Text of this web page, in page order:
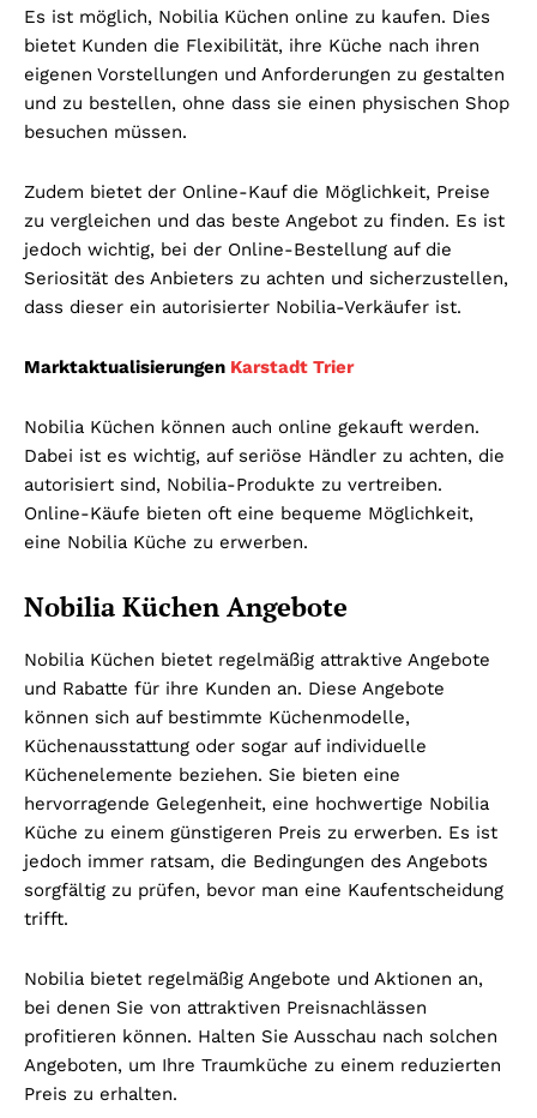
Es ist möglich, Nobilia Küchen online zu kaufen. Dies
bietet Kunden die Flexibilität, ihre Küche nach ihren
eigenen Vorstellungen und Anforderungen zu gestalten
und zu bestellen, ohne dass sie einen physischen Shop
besuchen müssen.
Zudem bietet der Online-Kauf die Möglichkeit, Preise
zu vergleichen und das beste Angebot zu finden. Es ist
jedoch wichtig, bei der Online-Bestellung auf die
Seriosität des Anbieters zu achten und sicherzustellen,
dass dieser ein autorisierter Nobilia-Verkäufer ist.
Marktaktualisierungen Karstadt Trier
Nobilia Küchen können auch online gekauft werden.
Dabei ist es wichtig, auf seriöse Händler zu achten, die
autorisiert sind, Nobilia-Produkte zu vertreiben.
Online-Käufe bieten oft eine bequeme Möglichkeit,
eine Nobilia Küche zu erwerben.
Nobilia Küchen Angebote
Nobilia Küchen bietet regelmäßig attraktive Angebote
und Rabatte für ihre Kunden an. Diese Angebote
können sich auf bestimmte Küchenmodelle,
Küchenausstattung oder sogar auf individuelle
Küchenelemente beziehen. Sie bieten eine
hervorragende Gelegenheit, eine hochwertige Nobilia
Küche zu einem günstigeren Preis zu erwerben. Es ist
jedoch immer ratsam, die Bedingungen des Angebots
sorgfältig zu prüfen, bevor man eine Kaufentscheidung
trifft.
Nobilia bietet regelmäßig Angebote und Aktionen an,
bei denen Sie von attraktiven Preisnachlässen
profitieren können. Halten Sie Ausschau nach solchen
Angeboten, um Ihre Traumküche zu einem reduzierten
Preis zu erhalten.